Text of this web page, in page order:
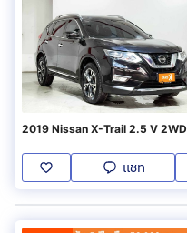
2019 Nissan X-Trail 2.5 V 2WD
แชท